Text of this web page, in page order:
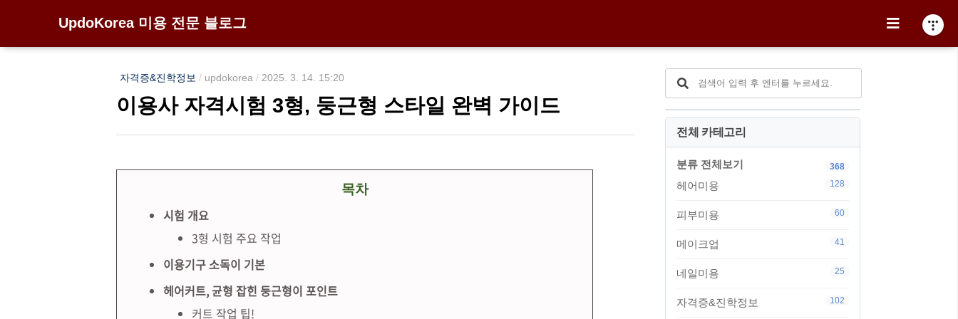
UpdoKorea 미용 전문 블로그
자격증&진학정보 / updokorea / 2025. 3. 14. 15:20
이용사 자격시험 3형, 둥근형 스타일 완벽 가이드
목차
시험 개요
3형 시험 주요 작업
이용기구 소독이 기본
헤어커트, 균형 잡힌 둥근형이 포인트
커트 작업 팁!
전체 카테고리
분류 전체보기 368
헤어미용 128
피부미용 60
메이크업 41
네일미용 25
자격증&진학정보 102